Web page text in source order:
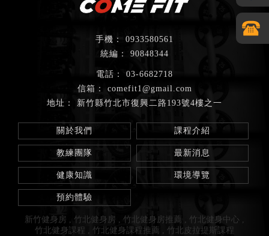
03-6682718
0933580561
90848344
comefit1@gmail.com
新竹縣竹北市復興二路193號4樓之一
關於我們 課程介紹
教練團隊 最新消息
健康知識 環境導覽
預約體驗
新竹健身房 竹北健身房 竹北健身房推薦
竹北健身中心
竹北健身課程
竹北健身課程推薦 竹北皮拉提斯課程